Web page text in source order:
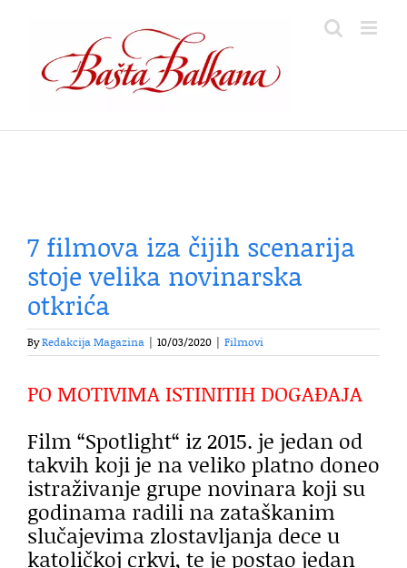
content
7 filmova iza čijih scenarija
stoje velika novinarska
otkrića
ByRedakcija Magazina 10/03/2020 Filmovi
PO MOTIVIMA ISTINITIH DOGAĐAJA
Film “Spotlight“ iz 2015. je jedan od
takvih koji je na veliko platno doneo
istraživanje grupe novinara koji su
godinama radili na zataškanim
slučajevima zlostavljanja dece u
katoličkoj crkvi, te je postao jedan